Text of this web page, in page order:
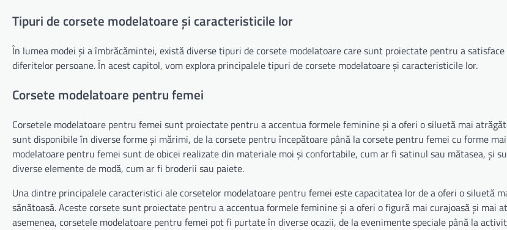
Tipuri de corsete modelatoare și caracteristicile lor
În lumea modei și a îmbrăcămintei, există diverse tipuri de corsete modelatoare care sunt proiectate pentru a
diferitelor persoane. În acest capitol, vom explora principalele tipuri de corsete modelatoare și caracteristicile lor.
Corsete modelatoare pentru femei
Corsetele modelatoare pentru femei sunt proiectate pentru a accentua formele feminine și a oferi o siluetă mai
sunt disponibile în diverse forme și mărimi, de la corsete pentru începătoare până la corsete pentru femei cu forme
modelatoare pentru femei sunt de obicei realizate din materiale moi și confortabile, cum ar fi satinul sau mătasea, și
diverse elemente de modă, cum ar fi broderii sau paiete.
Una dintre principalele caracteristici ale corsetelor modelatoare pentru femei este capacitatea lor de a oferi o siluetă
sănătoasă. Aceste corsete sunt proiectate pentru a accentua formele feminine și a oferi o figură mai curajoasă și mai
asemenea, corsetele modelatoare pentru femei pot fi purtate în diverse ocazii, de la evenimente speciale până la